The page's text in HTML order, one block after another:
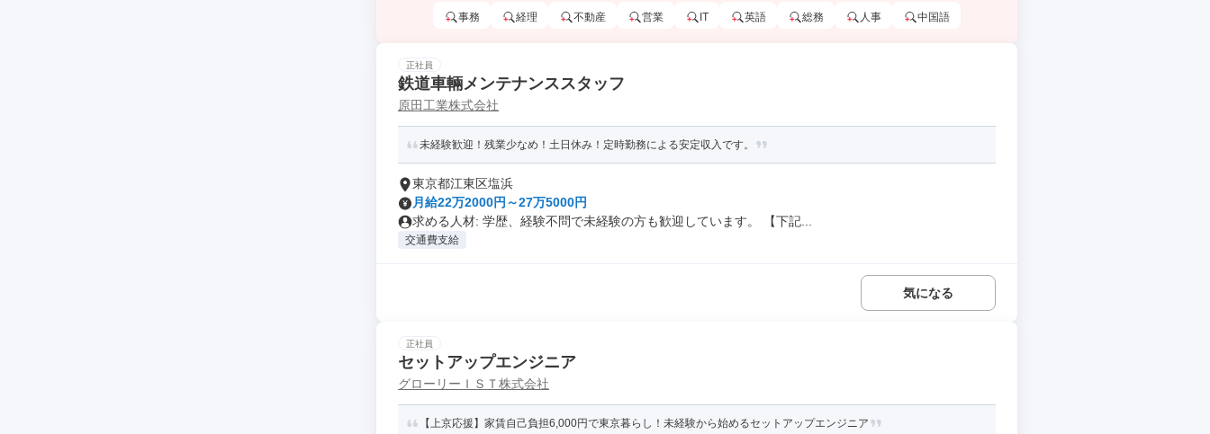
事務 経理 不動産 営業 IT 英語 総務 人事 中国語
正社員
鉄道車輛メンテナンススタッフ
原田工業株式会社
未経験歓迎！残業少なめ！土日休み！定時勤務による安定収入です。
東京都江東区塩浜
月給22万2000円～27万5000円
求める人材: 学歴、経験不問で未経験の方も歓迎しています。 【下記...
交通費支給
気になる
正社員
セットアップエンジニア
グローリーＩＳＴ株式会社
【上京応援】家賃自己負担6,000円で東京暮らし！未経験から始めるセットアップエンジニア